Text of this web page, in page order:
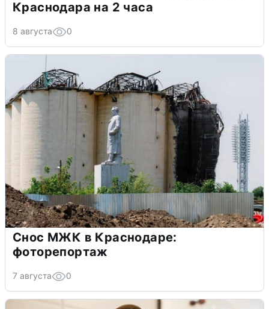
Краснодара на 2 часа
8 августа 0
Снос МЖК в Краснодаре:
фоторепортаж
7 августа 0